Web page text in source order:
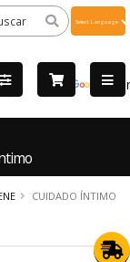
by
CUIDADO ÍNTIMO